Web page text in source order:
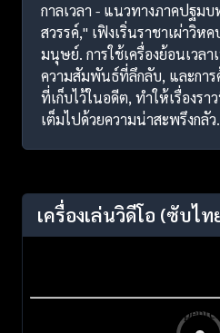
กาลเวลา - แนวทางภาคปฐมบ
สวรรค์," เฟิงเริ่นราชาเผ่าวิห
มนุษย์. การใช้เครื่องย้อนเวล
ความสัมพันธ์ที่ลึกลับ, และกา
ที่เก็บไว้ในอดีต, ทำให้เรื่องร
เต็มไปด้วยความน่าสะพรึงกลัว.
เครื่องเล่นวิดีโอ (ซับไท